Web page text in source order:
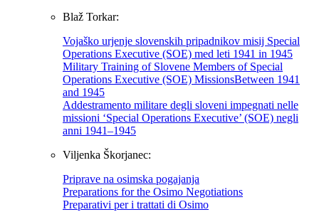
Blaž Torkar:
Vojaško urjenje slovenskih pripadnikov misij Special
Operations Executive (SOE) med leti 1941 in 1945
Military Training of Slovene Members of Special
Operations Executive (SOE) MissionsBetween 1941
and 1945
Addestramento militare degli sloveni impegnati nelle
missioni ‘Special Operations Executive’ (SOE) negli
anni 1941–1945
Viljenka Škorjanec:
Priprave na osimska pogajanja
Preparations for the Osimo Negotiations
Preparativi per i trattati di Osimo